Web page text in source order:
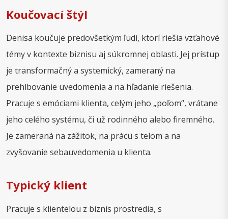
Koučovací štýl
Denisa koučuje predovšetkým ľudí, ktorí riešia vzťahové
témy v kontexte biznisu aj súkromnej oblasti. Jej prístup
je transformačný a systemický, zameraný na
prehlbovanie uvedomenia a na hľadanie riešenia.
Pracuje s emóciami klienta, celým jeho „poľom“, vrátane
jeho celého systému, či už rodinného alebo firemného.
Je zameraná na zážitok, na prácu s telom a na
zvyšovanie sebauvedomenia u klienta.
Typický klient
Pracuje s klientelou z biznis prostredia, s